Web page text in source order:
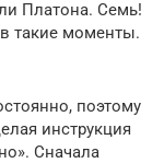
Платона. Семь!
такие моменты.
поэтому
инструкция
Сначала